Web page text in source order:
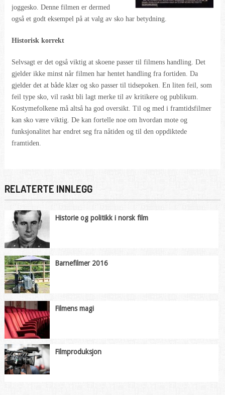
joggesko. Denne filmen er dermed
også et godt eksempel på at valg av sko har betydning.
Historisk korrekt
Selvsagt er det også viktig at skoene passer til filmens handling. Det
gjelder ikke minst når filmen har hentet handling fra fortiden. Da
gjelder det at både klær og sko passer til tidsepoken. En liten feil, som
feil type sko, vil raskt bli lagt merke til av kritikere og publikum.
Kostymefolkene må altså ha god oversikt. Til og med i framtidsfilmer
kan sko være viktig. De kan fortelle noe om hvordan mote og
funksjonalitet har endret seg fra nåtiden og til den oppdiktede
framtiden.
RELATERTE INNLEGG
Historie og politikk i norsk film
Barnefilmer 2016
Filmens magi
Filmproduksjon